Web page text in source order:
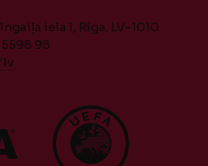
iela 1, Rīga, LV-1010
5598 98